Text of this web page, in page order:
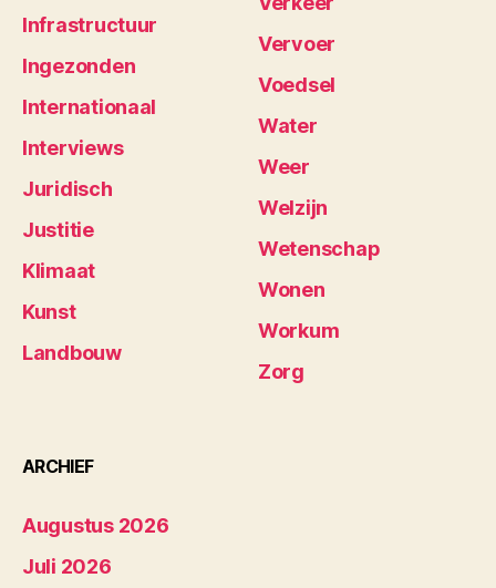
Infrastructuur
Ingezonden
Internationaal
Interviews
Juridisch
Justitie
Klimaat
Kunst
Landbouw
Vervoer
Voedsel
Water
Weer
Welzijn
Wetenschap
Wonen
Workum
Zorg
ARCHIEF
Augustus 2026
Juli 2026